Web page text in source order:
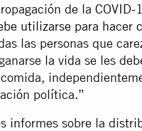
de la COVID-
utilizarse para hacer
las personas que
la vida se les
política.”
informes sobre la